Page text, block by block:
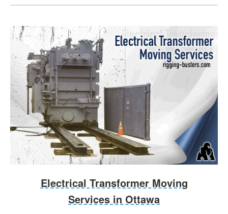
Electrical Transformer Moving
Services in Ottawa